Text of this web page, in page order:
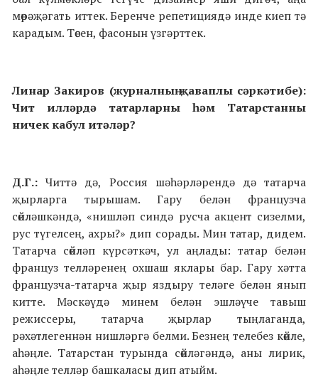
мөрәҗәгать иттек. Беренче репетициядә инде киеп тә
карадым. Төсен, фасонын үзгәрттек.
Линар Закиров (журналның җаваплы сәркәтибе):
Чит илләрдә татарларны һәм Татарстанны
ничек кабул итәләр?
Д.Г.: Читтә дә, Россия шәһәрләрендә дә татарча
җырларга тырышам. Гару белән французча
сөйләшкәндә, «нишләп синдә русча акцент сизелми,
рус түгелсең, ахры?» дип сорады. Мин татар, дидем.
Татарча сөйләп күрсәткәч, ул аңлады: татар белән
француз телләренең охшаш яклары бар. Гару хәтта
французча-татарча җыр яздыру теләге белән янып
китте. Мәскәүдә минем белән эшләүче тавыш
режиссеры, татарча җырлар тыңлаганда,
рәхәтлегеннән нишләргә белми. Безнең телебез көйле,
аһәңле. Татарстан турында сөйләгәндә, аны лирик,
аһәңле телләр башкаласы дип атыйм.